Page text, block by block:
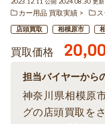
2023.12.11 公開 2024.08.30 更新
カー用品 買取実績
店頭買取 相模原市
買取価格
担当バイヤーから
神奈川県相模原
グの店頭買取を